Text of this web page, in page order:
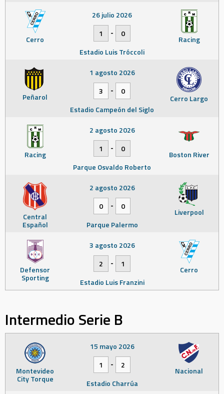
Cerro Racing
26 julio 2026
1
-
0
Estadio Luis Tróccoli
Peñarol Cerro Largo
1 agosto 2026
3
-
0
Estadio Campeón del Siglo
Racing Boston River
2 agosto 2026
1
-
0
Parque Osvaldo Roberto
Central
Español
Liverpool
2 agosto 2026
0
-
0
Parque Palermo
Defensor
Sporting
Cerro
3 agosto 2026
2
-
1
Estadio Luis Franzini
Intermedio Serie B
Montevideo
City Torque
Nacional
15 mayo 2026
1
-
2
Estadio Charrúa